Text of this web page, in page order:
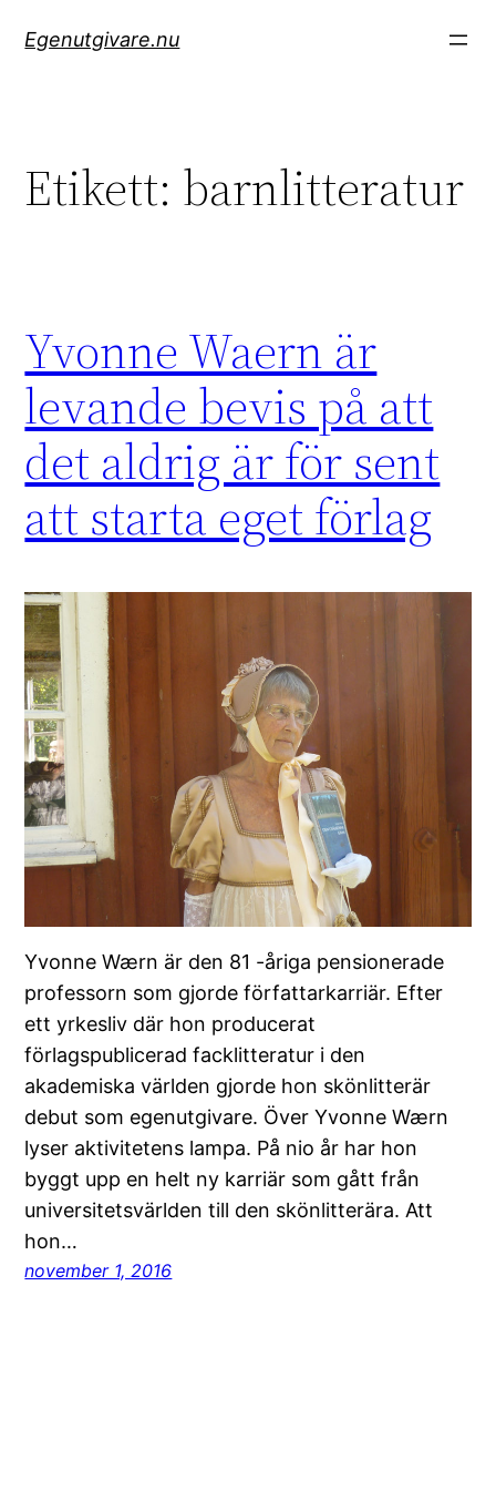
Egenutgivare.nu
Etikett: barnlitteratur
Yvonne Waern är
levande bevis på att
det aldrig är för sent
att starta eget förlag
Yvonne Wærn är den 81 -åriga pensionerade
professorn som gjorde författarkarriär. Efter
ett yrkesliv där hon producerat
förlagspublicerad facklitteratur i den
akademiska världen gjorde hon skönlitterär
debut som egenutgivare. Över Yvonne Wærn
lyser aktivitetens lampa. På nio år har hon
byggt upp en helt ny karriär som gått från
universitetsvärlden till den skönlitterära. Att
hon…
november 1, 2016